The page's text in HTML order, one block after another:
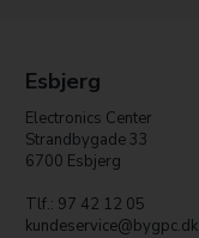
Esbjerg
Electronics Center
Strandbygade 33
6700 Esbjerg
Tlf.: 97 42 12 05
kundeservice@bygpc.dk